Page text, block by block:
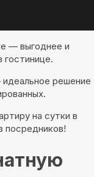
— выгоднее и
решение
на сутки в
посредников!